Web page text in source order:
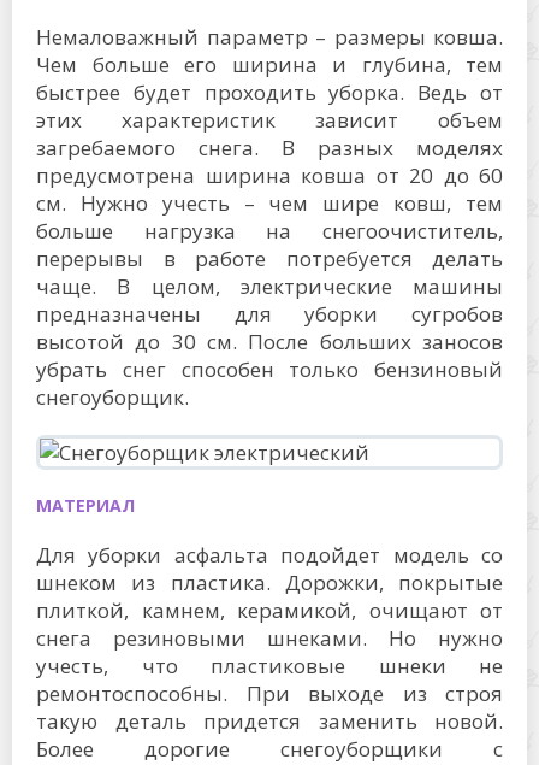
Немаловажный параметр – размеры ковша.
Чем больше его ширина и глубина, тем
быстрее будет проходить уборка. Ведь от
этих характеристик зависит объем
загребаемого снега. В разных моделях
предусмотрена ширина ковша от 20 до 60
см. Нужно учесть – чем шире ковш, тем
больше нагрузка на снегоочиститель,
перерывы в работе потребуется делать
чаще. В целом, электрические машины
предназначены для уборки сугробов
высотой до 30 см. После больших заносов
убрать снег способен только бензиновый
снегоуборщик.
МАТЕРИАЛ
Для уборки асфальта подойдет модель со
шнеком из пластика. Дорожки, покрытые
плиткой, камнем, керамикой, очищают от
снега резиновыми шнеками. Но нужно
учесть, что пластиковые шнеки не
ремонтоспособны. При выходе из строя
такую деталь придется заменить новой.
Более дорогие снегоуборщики с